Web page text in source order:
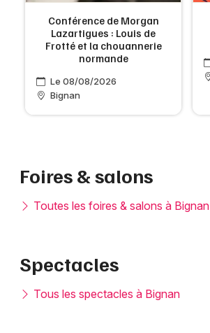
Conférence de Morgan
Lazartigues : Louis de
Frotté et la chouannerie
normande
Le 08/08/2026
Bignan
Foires & salons
Toutes les foires & salons à Bignan
Spectacles
Tous les spectacles à Bignan